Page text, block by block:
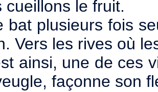
cueillons le fruit.
bat plusieurs fois
Vers les rives où
ainsi, une de ces
façonne son